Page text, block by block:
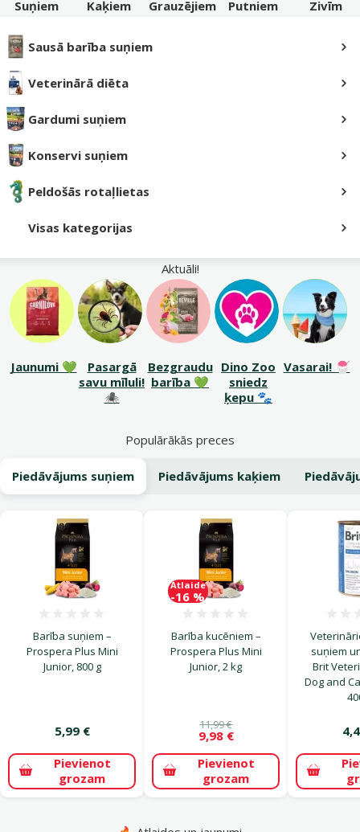
Suņiem Kaķiem Grauzējiem Putniem Zivīm
Sausā barība suņiem
Veterinārā diēta
Gardumi suņiem
Konservi suņiem
Peldošās rotaļlietas
Visas kategorijas
Aktuāli!
Jaunumi 💚
Pasargā
savu mīluli!
🕷️
Bezgraudu
barība 💚
Dino Zoo
sniedz
ķepu 🐾
Vasarai! 🍧
Populārākās preces
Piedāvājums suņiem Piedāvājums kaķiem
Barība suņiem –
Prospera Plus Mini
Junior, 800 g
5,99 €
Pievienot
grozam
Barība kucēniem –
Prospera Plus Mini
Junior, 2 kg
11,99 €
9,98 €
Atlaide
-16 %
Pievienot
grozam
suņiem
Brit
Dog and